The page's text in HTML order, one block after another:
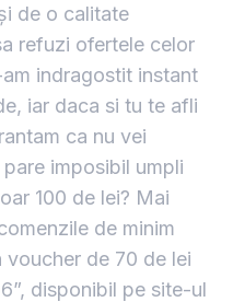
de o calitate
refuzi ofertele celor
indragostit instant
iar daca si tu te afli
ca nu vei
imposibil umpli
100 de lei? Mai
de minim
de 70 de lei
disponibil pe site-ul